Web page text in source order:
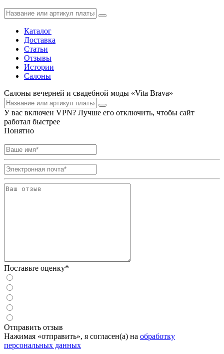
Каталог
Доставка
Статьи
Отзывы
Истории
Салоны
Салоны вечерней и свадебной моды «Vita Brava»
У вас включен VPN? Лучше его отключить, чтобы сайт
работал быстрее
Понятно
Поставьте оценку*
Отправить отзыв
Нажимая «отправить», я согласен(а) на обработку
персональных данных